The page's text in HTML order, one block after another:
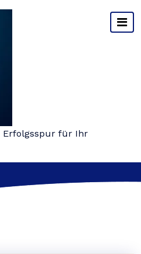
Erfolgsspur für Ihrh2